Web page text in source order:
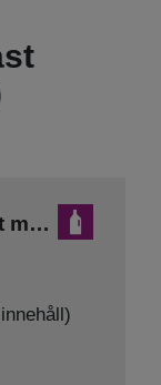
Engångstallrik - plast (köpt med innehåll)